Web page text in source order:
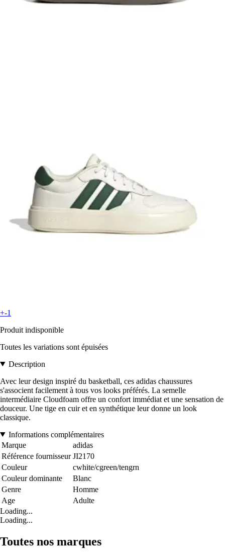
+-1
Produit indisponible
Toutes les variations sont épuisées
Description
Avec leur design inspiré du basketball, ces adidas chaussures
s'associent facilement à tous vos looks préférés. La semelle
intermédiaire Cloudfoam offre un confort immédiat et une sensation de
douceur. Une tige en cuir et en synthétique leur donne un look
classique.
Informations complémentaires
Marque
adidas
Référence fournisseur JI2170
Couleur
cwhite/cgreen/tengrn
Couleur dominante
Blanc
Genre
Homme
Age
Adulte
Loading...
Loading...
Toutes nos marques